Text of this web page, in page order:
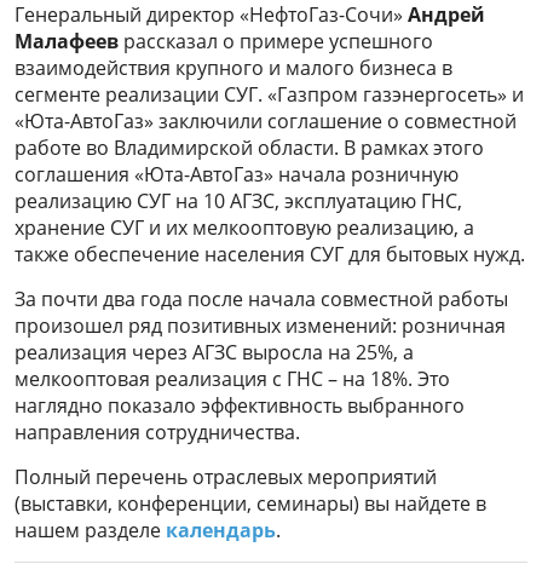
Генеральный директор «НефтоГаз-Сочи» Андрей
Малафеев рассказал о примере успешного
взаимодействия крупного и малого бизнеса в
сегменте реализации СУГ. «Газпром газэнергосеть» и
«Юта-АвтоГаз» заключили соглашение о совместной
работе во Владимирской области. В рамках этого
соглашения «Юта-АвтоГаз» начала розничную
реализацию СУГ на 10 АГЗС, эксплуатацию ГНС,
хранение СУГ и их мелкооптовую реализацию, а
также обеспечение населения СУГ для бытовых нужд.
За почти два года после начала совместной работы
произошел ряд позитивных изменений: розничная
реализация через АГЗС выросла на 25%, а
мелкооптовая реализация с ГНС – на 18%. Это
наглядно показало эффективность выбранного
направления сотрудничества.
Полный перечень отраслевых мероприятий
(выставки, конференции, семинары) вы найдете в
нашем разделе календарь.